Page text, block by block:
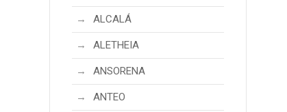
ALCALÁ
ALETHEIA
ANSORENA
ANTEO